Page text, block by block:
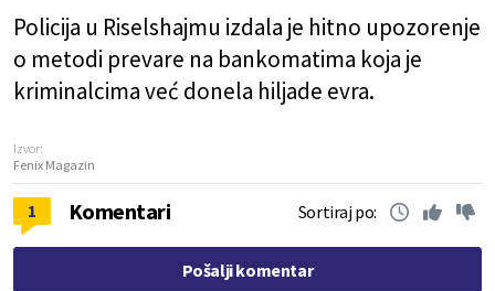
Policija u Riselshajmu izdala je hitno upozorenje
o metodi prevare na bankomatima koja je
kriminalcima već donela hiljade evra.
Izvor:
Fenix Magazin
1 Komentari Sortiraj po:
Pošalji komentar